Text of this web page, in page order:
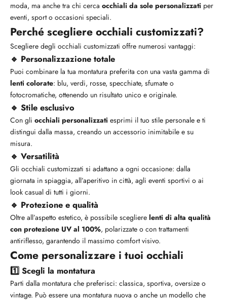
moda, ma anche tra chi cerca occhiali da sole personalizzati per
eventi, sport o occasioni speciali.
Perché scegliere occhiali customizzati?
Scegliere degli occhiali customizzati offre numerosi vantaggi:
🔹 Personalizzazione totale
Puoi combinare la tua montatura preferita con una vasta gamma di
lenti colorate: blu, verdi, rosse, specchiate, sfumate o
fotocromatiche, ottenendo un risultato unico e originale.
🔹 Stile esclusivo
Con gli occhiali personalizzati esprimi il tuo stile personale e ti
distingui dalla massa, creando un accessorio inimitabile e su
misura.
🔹 Versatilità
Gli occhiali customizzati si adattano a ogni occasione: dalla
giornata in spiaggia, all’aperitivo in città, agli eventi sportivi o ai
look casual di tutti i giorni.
🔹 Protezione e qualità
Oltre all’aspetto estetico, è possibile scegliere lenti di alta qualità
con protezione UV al 100%, polarizzate o con trattamenti
antiriflesso, garantendo il massimo comfort visivo.
Come personalizzare i tuoi occhiali
1️⃣ Scegli la montatura
Parti dalla montatura che preferisci: classica, sportiva, oversize o
vintage. Può essere una montatura nuova o anche un modello che